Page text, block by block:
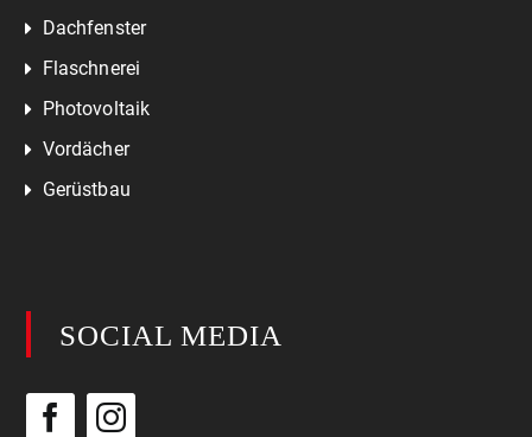
Dachfenster
Flaschnerei
Photovoltaik
Vordächer
Gerüstbau
SOCIAL MEDIA